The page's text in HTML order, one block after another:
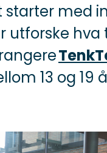
med
hva
13 og 19